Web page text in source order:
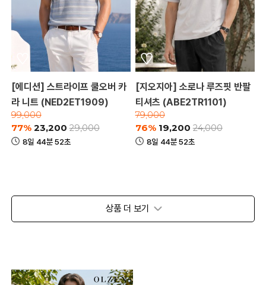
[에디션] 스트라이프 쿨오버 카
라 니트 (NED2ET1909)
99,000
77% 23,200 29,000
8일 44분 52초
[지오지아] 소로나 루즈핏 반팔
티셔츠 (ABE2TR1101)
79,000
76% 19,200 24,000
8일 44분 52초
상품 더 보기